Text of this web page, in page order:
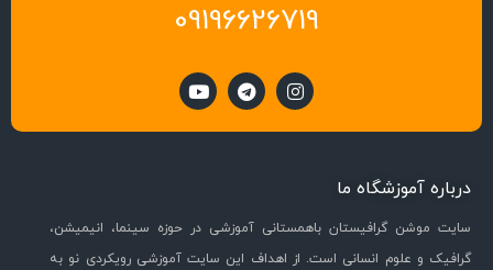
09196626719
درباره آموزشگاه ما
سایت موشن گرافیستان باهمستانی آموزشی در حوزه سینما، انیمیشن،
گرافیک و علوم انسانی است. از اهداف این سایت آموزشی رویکردی نو به